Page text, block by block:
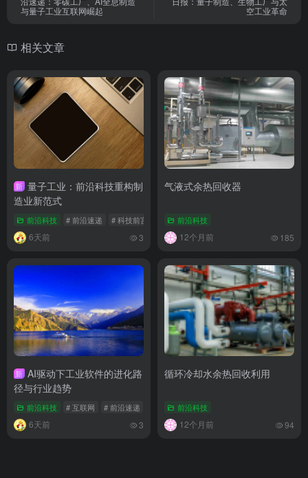
与量子工业互联网崛起
空工业革命
相关文章
新 量子工业：前沿科技重构制
造业新范式
前沿科技 # 前沿速递 # 科技前言信息 # 量子工业
6天前 3
气液式余热回收器
前沿科技
12个月前 185
新 AI驱动下工业软件的进化路
径与行业趋势
前沿科技 # 互联网 # 前沿速递 # 科技前言信息
6天前 3
循环冷却水余热回收利用
前沿科技
12个月前 94